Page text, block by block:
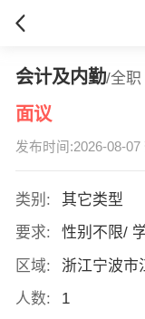
会计及内勤/全职
面议
发布时间:2026-08-07
类别:
其它类型
要求:
性别不限/
区域:
浙江宁波市
人数:
1